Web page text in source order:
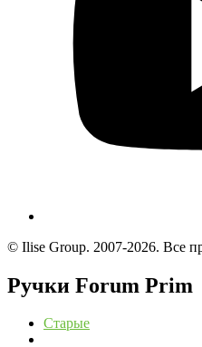
© Ilise Group. 2007-2026. Все
Ручки Forum Prim
Старые